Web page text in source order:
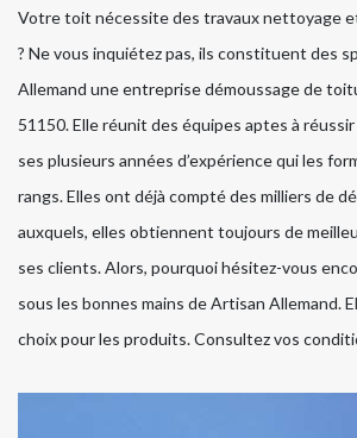
Votre toit nécessite des travaux nettoyage
? Ne vous inquiétez pas, ils constituent des
Allemand une entreprise démoussage de
51150. Elle réunit des équipes aptes à
ses plusieurs années d’expérience qui les
rangs. Elles ont déjà compté des milliers de
auxquels, elles obtiennent toujours de
ses clients. Alors, pourquoi hésitez-vous
sous les bonnes mains de Artisan Allemand.
choix pour les produits. Consultez vos